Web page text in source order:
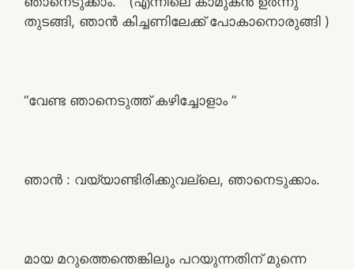
തുടങ്ങി, ഞാൻ കിച്ചണിലേക്ക് പോകാനൊരുങ്ങി )
“വേണ്ട ഞാനെടുത്ത് കഴിച്ചോളാം ”
ഞാൻ : വയ്യാണ്ടിരിക്കുവല്ലെ, ഞാനെടുക്കാം.
മായ മറുത്തെന്തെങ്കിലും പറയുന്നതിന് മുന്നെ